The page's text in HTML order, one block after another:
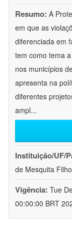
Resumo: A
em que as
diferenciada em
tem como tema
nos municípios
apresenta na
diferentes
ampl...
Instituição/UF/
de Mesquita
Vigência: Tue
00:00:00 BRT